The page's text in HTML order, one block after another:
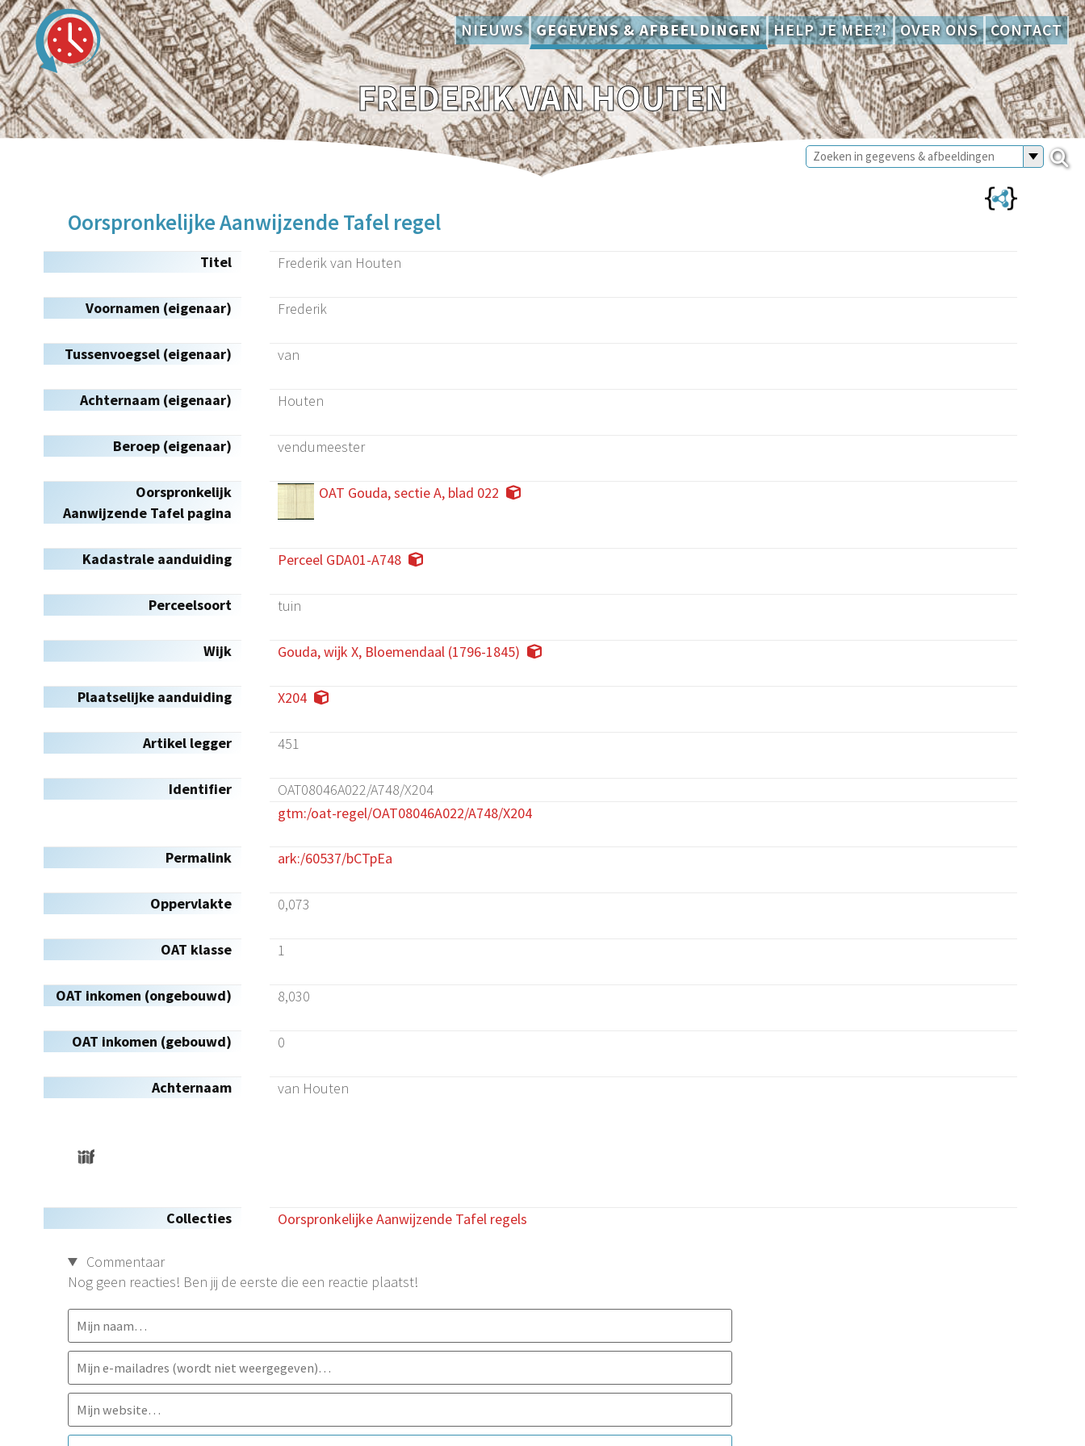
NIEUWS GEGEVENS & AFBEELDINGEN HELP JE MEE?! OVER ONS CONTACT
FREDERIK VAN HOUTEN
Oorspronkelijke Aanwijzende Tafel regel
Titel Frederik van Houten
Voornamen (eigenaar) Frederik
Tussenvoegsel (eigenaar) van
Achternaam (eigenaar) Houten
Beroep (eigenaar) vendumeester
Oorspronkelijk
Aanwijzende Tafel pagina
OAT Gouda, sectie A, blad 022
Kadastrale aanduiding Perceel GDA01-A748
Perceelsoort tuin
Wijk Gouda, wijk X, Bloemendaal (1796-1845)
Plaatselijke aanduiding X204
Artikel legger 451
Identifier
OAT08046A022/A748/X204
gtm:/oat-regel/OAT08046A022/A748/X204
Permalink ark:/60537/bCTpEa
Oppervlakte 0,073
OAT klasse 1
OAT inkomen (ongebouwd) 8,030
OAT inkomen (gebouwd) 0
Achternaam van Houten
Collecties Oorspronkelijke Aanwijzende Tafel regels
Commentaar
Nog geen reacties! Ben jij de eerste die een reactie plaatst!